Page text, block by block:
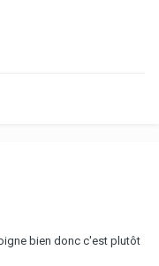
bien donc c'est plutôt